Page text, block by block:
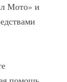
Мото» и